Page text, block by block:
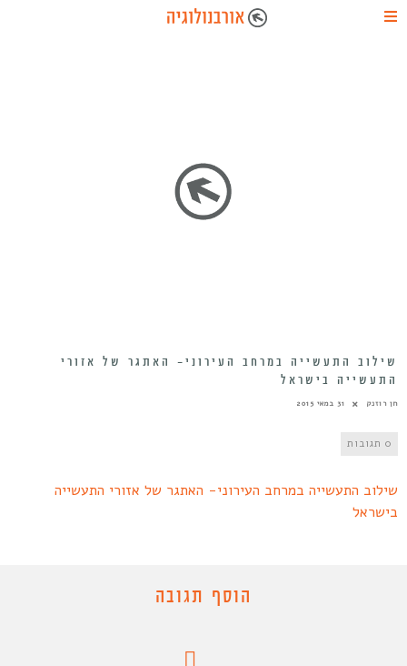
שילוב התעשייה במרחב העירוני- האתגר של אזורי
התעשייה בישראל
חן רוזנק 31 במאי 2015
0 תגובות
שילוב התעשייה במרחב העירוני- האתגר של אזורי התעשייה
בישראל
הוסף תגובה